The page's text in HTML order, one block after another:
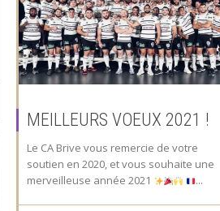
MEILLEURS VOEUX 2021 !
Le CA Brive vous remercie de votre
soutien en 2020, et vous souhaite une
merveilleuse année 2021
...